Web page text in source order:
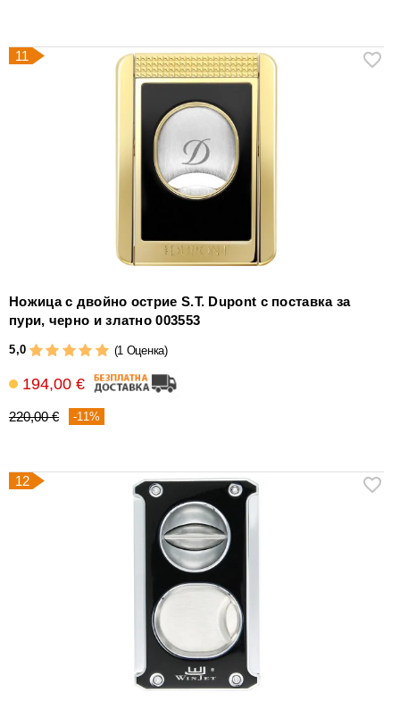
11
Ножица с двойно острие S.T. Dupont с поставка за
пури, черно и златно 003553
5,0 (1 Оценка)
194,00 €
220,00 € -11%
12